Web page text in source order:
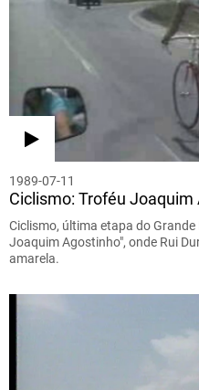
1989-07-11
Ciclismo: Troféu Joaquim
Ciclismo, última etapa do Grande
Joaquim Agostinho", onde Rui
amarela.